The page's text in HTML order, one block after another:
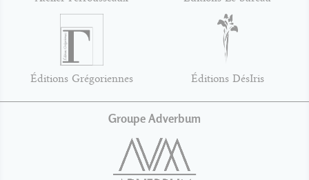
Éditions Grégoriennes Éditions DésIris
Groupe Adverbum